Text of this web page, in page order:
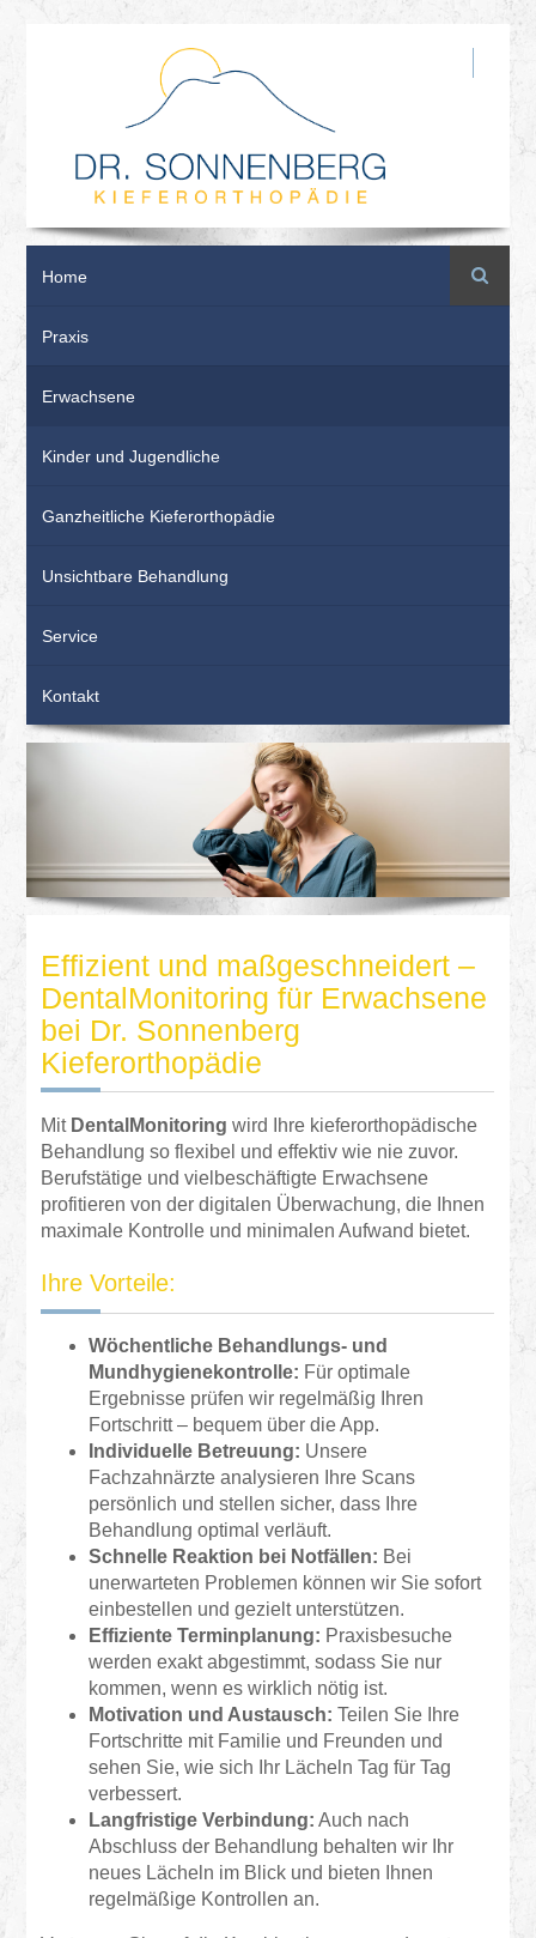
Home
Praxis
Erwachsene
Kinder und Jugendliche
Ganzheitliche Kieferorthopädie
Unsichtbare Behandlung
Service
Kontakt
Suche
Effizient und maßgeschneidert –
DentalMonitoring für Erwachsene
bei Dr. Sonnenberg
Kieferorthopädie
Mit DentalMonitoring wird Ihre kieferorthopädische
Behandlung so flexibel und effektiv wie nie zuvor.
Berufstätige und vielbeschäftigte Erwachsene
profitieren von der digitalen Überwachung, die Ihnen
maximale Kontrolle und minimalen Aufwand bietet.
Ihre Vorteile:
Wöchentliche Behandlungs- und
Mundhygienekontrolle: Für optimale
Ergebnisse prüfen wir regelmäßig Ihren
Fortschritt – bequem über die App.
Individuelle Betreuung: Unsere
Fachzahnärzte analysieren Ihre Scans
persönlich und stellen sicher, dass Ihre
Behandlung optimal verläuft.
Schnelle Reaktion bei Notfällen: Bei
unerwarteten Problemen können wir Sie sofort
einbestellen und gezielt unterstützen.
Effiziente Terminplanung: Praxisbesuche
werden exakt abgestimmt, sodass Sie nur
kommen, wenn es wirklich nötig ist.
Motivation und Austausch: Teilen Sie Ihre
Fortschritte mit Familie und Freunden und
sehen Sie, wie sich Ihr Lächeln Tag für Tag
verbessert.
Langfristige Verbindung: Auch nach
Abschluss der Behandlung behalten wir Ihr
neues Lächeln im Blick und bieten Ihnen
regelmäßige Kontrollen an.